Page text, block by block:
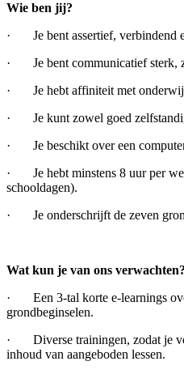
Wie ben jij?
· Je bent assertief, verbindend
· Je bent communicatief sterk,
· Je hebt affiniteit met
· Je kunt zowel goed
· Je beschikt over een
· Je hebt minstens 8 uur per
schooldagen).
· Je onderschrijft de zeven
Wat kun je van ons verwachten?
· Een 3-tal korte e-learnings
grondbeginselen.
· Diverse trainingen, zodat je
inhoud van aangeboden lessen.